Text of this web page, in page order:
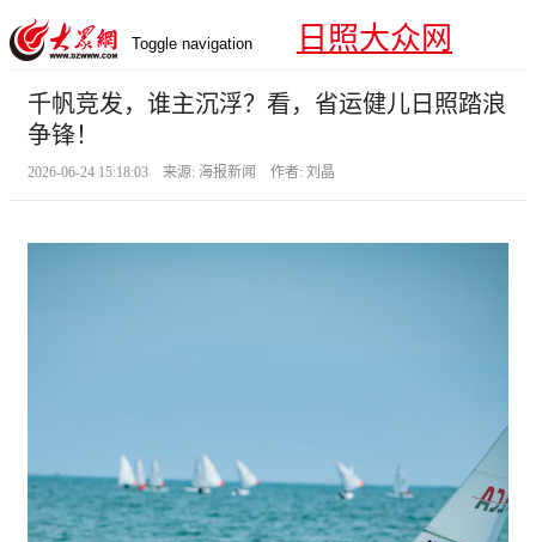
Toggle navigation 日照大众网
千帆竞发，谁主沉浮？看，省运健儿日照踏浪
争锋！
2026-06-24 15:18:03 来源: 海报新闻 作者: 刘晶